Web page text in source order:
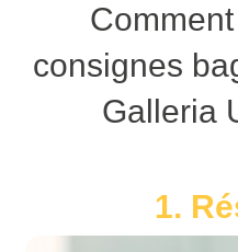
consignes
Galleria
1.